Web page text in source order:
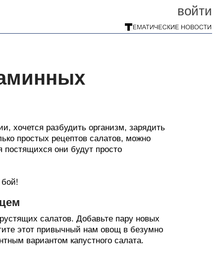
войти
хочется разбудить организм, зарядить
простых рецептов салатов, можно
они будут просто
салатов. Добавьте пару новых
этот привычный нам овощ в безумно
вариантом капустного салата.